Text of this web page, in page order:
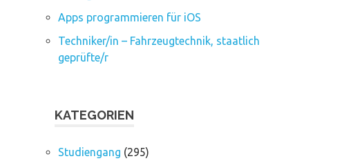
Apps programmieren für iOS
Techniker/in – Fahrzeugtechnik, staatlich
geprüfte/r
KATEGORIEN
Studiengang (295)